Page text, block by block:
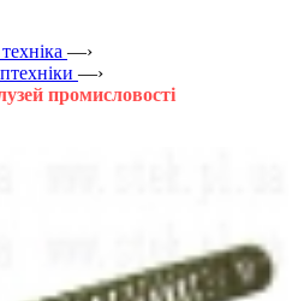
—›
—›
промисловості